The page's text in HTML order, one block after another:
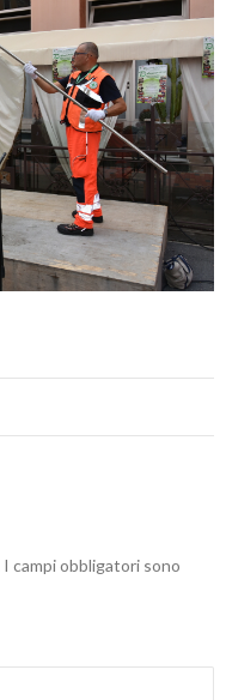
I campi obbligatori sono